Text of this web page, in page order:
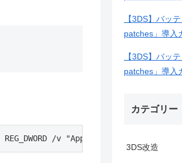
/v "AppCaptureEnabled" /d 0
【3DS】バッ
patches」導入
【3DS】バッ
patches」導入
カテゴリー
3DS改造